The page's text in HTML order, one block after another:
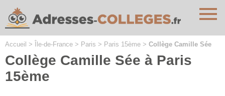
Accueil > Île-de-France > Paris > Paris 15ème > Collège Camille Sée
Collège Camille Sée à Paris
15ème